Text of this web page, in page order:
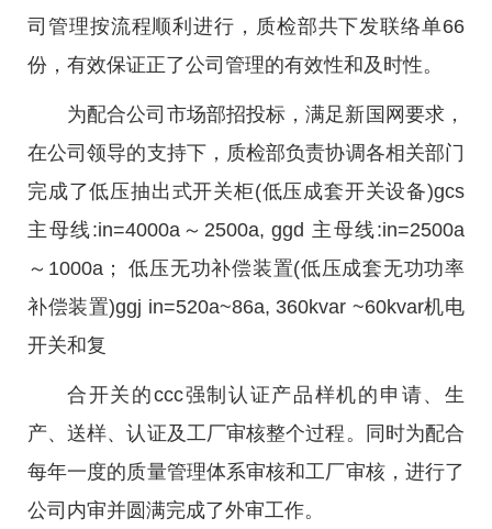
司管理按流程顺利进行，质检部共下发联络单66
份，有效保证正了公司管理的有效性和及时性。
为配合公司市场部招投标，满足新国网要求，
在公司领导的支持下，质检部负责协调各相关部门
完成了低压抽出式开关柜(低压成套开关设备)gcs
主母线:in=4000a～2500a, ggd 主母线:in=2500a
～1000a； 低压无功补偿装置(低压成套无功功率
补偿装置)ggj in=520a~86a, 360kvar ~60kvar机电
开关和复
合开关的ccc强制认证产品样机的申请、生
产、送样、认证及工厂审核整个过程。同时为配合
每年一度的质量管理体系审核和工厂审核，进行了
公司内审并圆满完成了外审工作。